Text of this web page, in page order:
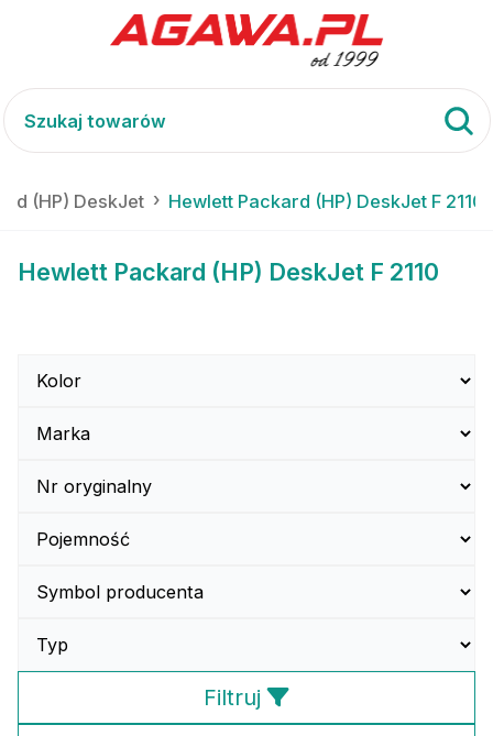
(HP) DeskJet Hewlett Packard (HP) DeskJet F 2110
Hewlett Packard (HP) DeskJet F 2110
Filtruj